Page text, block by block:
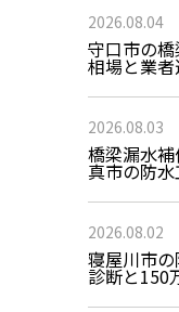
2026.08.04
守口市の
相場と業
2026.08.03
橋梁漏水
真市の防
2026.08.02
寝屋川市
診断と150